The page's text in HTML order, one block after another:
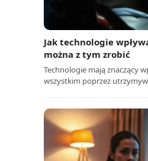
Jak technologie
można z tym zrobić
Technologie mają znaczący
wszystkim poprzez